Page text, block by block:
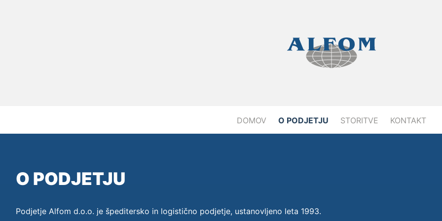
DOMOV O PODJETJU STORITVE KONTAKT
O PODJETJU
Podjetje Alfom d.o.o. je špeditersko in logistično podjetje, ustanovljeno leta 1993.